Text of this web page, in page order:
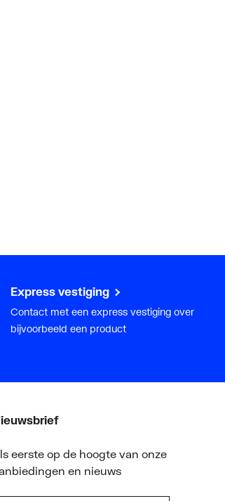
Express vestiging
Contact met een express vestiging over
bijvoorbeeld een product
eerste op de hoogte van onze
en nieuws